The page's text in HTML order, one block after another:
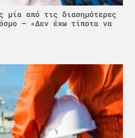
μία από τις διασημότερες
– «Δεν έχω τίποτα να